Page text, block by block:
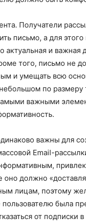
Получатели
письмо, а для
актуальная и важная
того, письмо не
и умещать всю
по размеру
важными
важны для
Email-
должно
лицам, поэтому
была
от подписки в